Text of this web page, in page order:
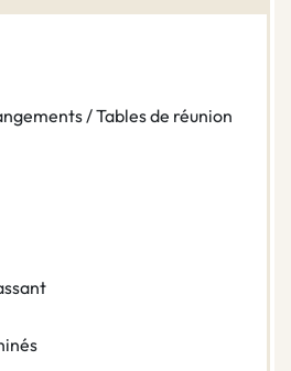
/ Tables de réunion